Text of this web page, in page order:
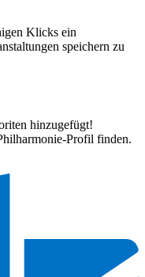
Klicks ein
speichern zu
hinzugefügt!
Profil finden.